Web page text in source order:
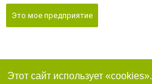
Это мое предприятие
Этот сайт использует